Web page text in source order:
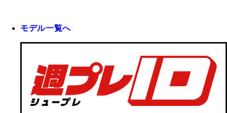
モデル一覧へ